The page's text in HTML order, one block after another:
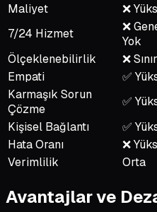
Maliyet
❌
7/24 Hizmet
❌
Yok
Ölçeklenebilirlik
❌
Empati
✅
Karmaşık Sorun
Çözme
✅
Kişisel Bağlantı
✅
Hata Oranı
❌
Verimlilik
Orta
Avantajlar ve